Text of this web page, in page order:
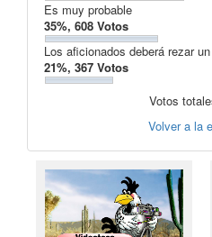
Es muy probable
35%, 608 Votos
Los aficionados deberá rezar
21%, 367 Votos
Votos
Volver a la